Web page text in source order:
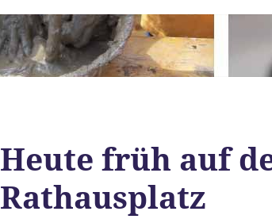
Heute früh auf
Rathausplatz